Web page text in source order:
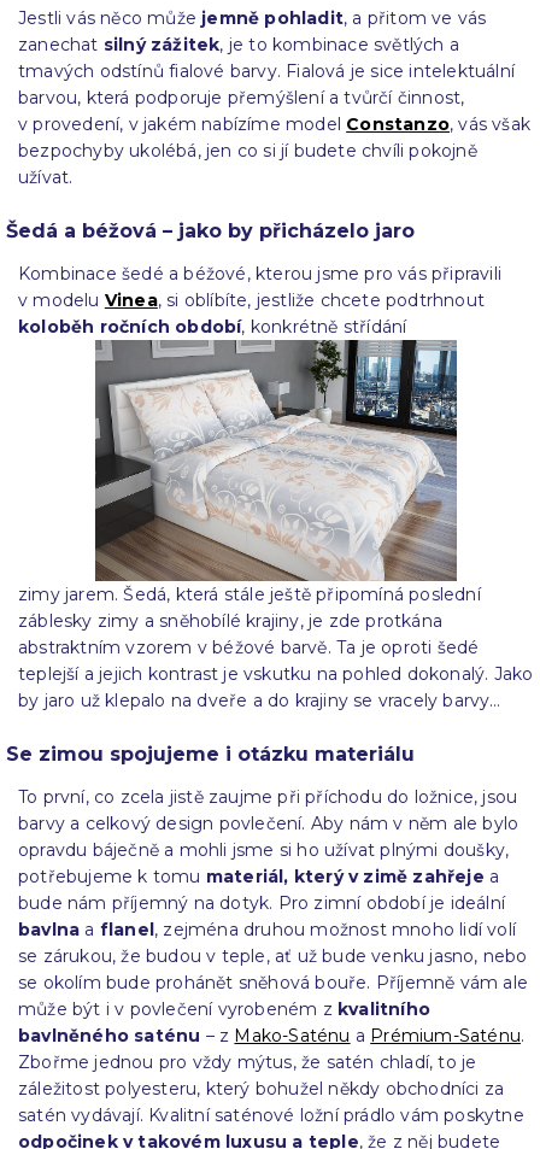
Jestli vás něco může jemně pohladit, a přitom ve vás
zanechat silný zážitek, je to kombinace světlých a
tmavých odstínů fialové barvy. Fialová je sice intelektuální
barvou, která podporuje přemýšlení a tvůrčí činnost,
v provedení, v jakém nabízíme model Constanzo, vás však
bezpochyby ukolébá, jen co si jí budete chvíli pokojně
užívat.
Šedá a béžová – jako by přicházelo jaro
Kombinace šedé a béžové, kterou jsme pro vás připravili
v modelu Vinea, si oblíbíte, jestliže chcete podtrhnout
koloběh ročních období, konkrétně střídání
zimy jarem. Šedá, která stále ještě připomíná poslední
záblesky zimy a sněhobílé krajiny, je zde protkána
abstraktním vzorem v béžové barvě. Ta je oproti šedé
teplejší a jejich kontrast je vskutku na pohled dokonalý. Jako
by jaro už klepalo na dveře a do krajiny se vracely barvy…
Se zimou spojujeme i otázku materiálu
To první, co zcela jistě zaujme při příchodu do ložnice, jsou
barvy a celkový design povlečení. Aby nám v něm ale bylo
opravdu báječně a mohli jsme si ho užívat plnými doušky,
potřebujeme k tomu materiál, který v zimě zahřeje a
bude nám příjemný na dotyk. Pro zimní období je ideální
bavlna a flanel , zejména druhou možnost mnoho lidí volí
se zárukou, že budou v teple, ať už bude venku jasno, nebo
se okolím bude prohánět sněhová bouře. Příjemně vám ale
může být i v povlečení vyrobeném z kvalitního
bavlněného saténu – z Mako-Saténu a Prémium-Saténu.
Zbořme jednou pro vždy mýtus, že satén chladí, to je
záležitost polyesteru, který bohužel někdy obchodníci za
satén vydávají. Kvalitní saténové ložní prádlo vám poskytne
odpočinek v takovém luxusu a teple, že z něj budete